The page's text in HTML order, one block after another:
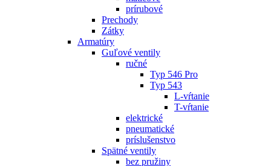
prírubové
Prechody
Zátky
Armatúry
Guľové ventily
ručné
Typ 546 Pro
Typ 543
L-vŕtanie
T-vŕtanie
elektrické
pneumatické
príslušenstvo
Spätné ventily
bez pružiny